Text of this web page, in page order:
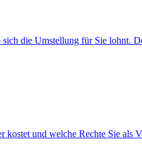
die Umstellung für Sie lohnt.
und welche Rechte Sie als